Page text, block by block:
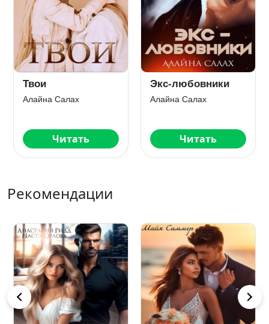
Твои
Алайна Салах
Читать
Экс-любовники
Алайна Салах
Читать
Рекомендации